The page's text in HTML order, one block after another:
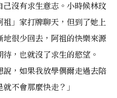
沒有求生意志。小時候林玟
」家打牌聊天，但到了她上
很少回去，阿祖的快樂來源
，也就沒了求生的慾望。
說，如果我放學偶爾走過去陪
不會那麼快走？」